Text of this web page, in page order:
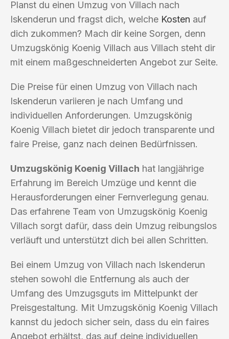
Planst du einen Umzug von Villach nach
Iskenderun und fragst dich, welche Kosten auf
dich zukommen? Mach dir keine Sorgen, denn
Umzugskönig Koenig Villach aus Villach steht dir
mit einem maßgeschneiderten Angebot zur Seite.
Die Preise für einen Umzug von Villach nach
Iskenderun variieren je nach Umfang und
individuellen Anforderungen. Umzugskönig
Koenig Villach bietet dir jedoch transparente und
faire Preise, ganz nach deinen Bedürfnissen.
Umzugskönig Koenig Villach hat langjährige
Erfahrung im Bereich Umzüge und kennt die
Herausforderungen einer Fernverlegung genau.
Das erfahrene Team von Umzugskönig Koenig
Villach sorgt dafür, dass dein Umzug reibungslos
verläuft und unterstützt dich bei allen Schritten.
Bei einem Umzug von Villach nach Iskenderun
stehen sowohl die Entfernung als auch der
Umfang des Umzugsguts im Mittelpunkt der
Preisgestaltung. Mit Umzugskönig Koenig Villach
kannst du jedoch sicher sein, dass du ein faires
Angebot erhältst, das auf deine individuellen